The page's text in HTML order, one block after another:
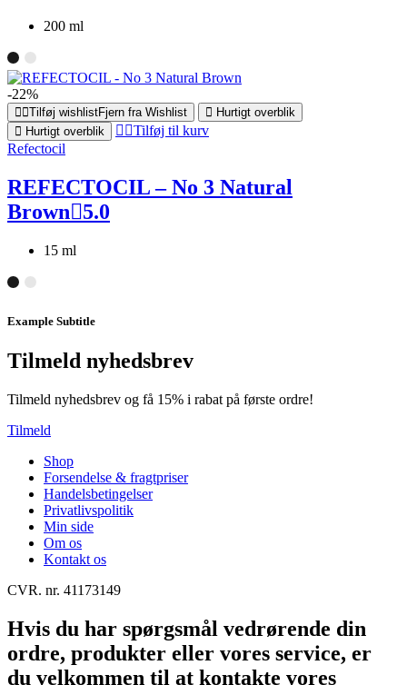
200 ml
-22%
Tilføj wishlistFjern fra Wishlist
Hurtigt overblik
Hurtigt overblik
Tilføj til kurv
Refectocil
REFECTOCIL – No 3 Natural
Brown
5.0
15 ml
Example Subtitle
Tilmeld nyhedsbrev
Tilmeld nyhedsbrev og få 15% i rabat på første ordre!
Tilmeld
Shop
Forsendelse & fragtpriser
Handelsbetingelser
Privatlivspolitik
Min side
Om os
Kontakt os
CVR. nr. 41173149
Hvis du har spørgsmål vedrørende din
ordre, produkter eller vores service, er
du velkommen til at kontakte vores